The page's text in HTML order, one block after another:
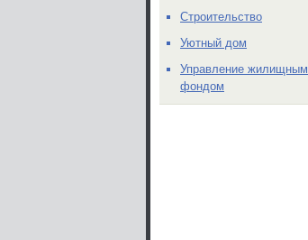
Строительство
Уютный дом
Управление жилищным
фондом